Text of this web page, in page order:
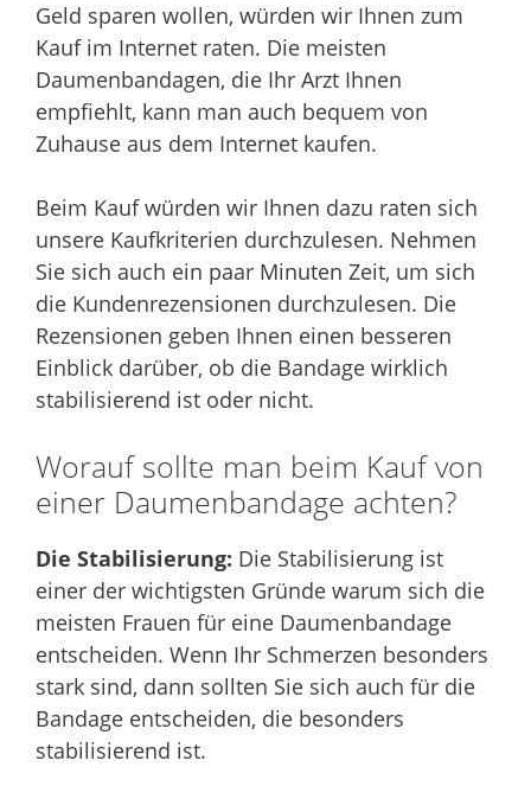
Geld sparen wollen, würden wir Ihnen zum
Kauf im Internet raten. Die meisten
Daumenbandagen, die Ihr Arzt Ihnen
empfiehlt, kann man auch bequem von
Zuhause aus dem Internet kaufen.
Beim Kauf würden wir Ihnen dazu raten sich
unsere Kaufkriterien durchzulesen. Nehmen
Sie sich auch ein paar Minuten Zeit, um sich
die Kundenrezensionen durchzulesen. Die
Rezensionen geben Ihnen einen besseren
Einblick darüber, ob die Bandage wirklich
stabilisierend ist oder nicht.
Worauf sollte man beim Kauf von
einer Daumenbandage achten?
Die Stabilisierung: Die Stabilisierung ist
einer der wichtigsten Gründe warum sich die
meisten Frauen für eine Daumenbandage
entscheiden. Wenn Ihr Schmerzen besonders
stark sind, dann sollten Sie sich auch für die
Bandage entscheiden, die besonders
stabilisierend ist.